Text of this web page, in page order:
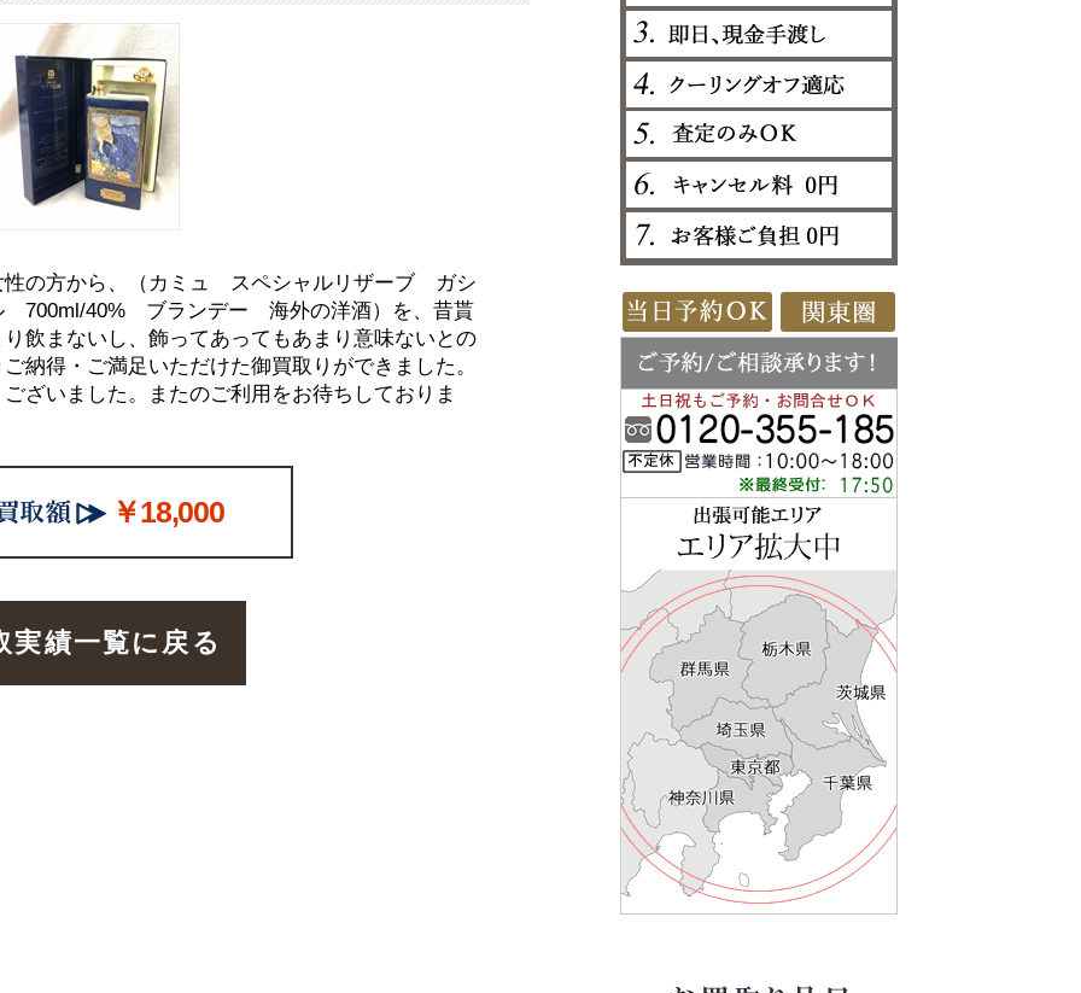
性の方から、（カミュ スペシャルリザーブ ガシ
40% ブランデー 海外の洋酒）を、昔貰
飲まないし、飾ってあってもあまり意味ないとの
納得・ご満足いただけた御買取りができました。
ざいました。またのご利用をお待ちしておりま
￥18,000
実績一覧に戻る